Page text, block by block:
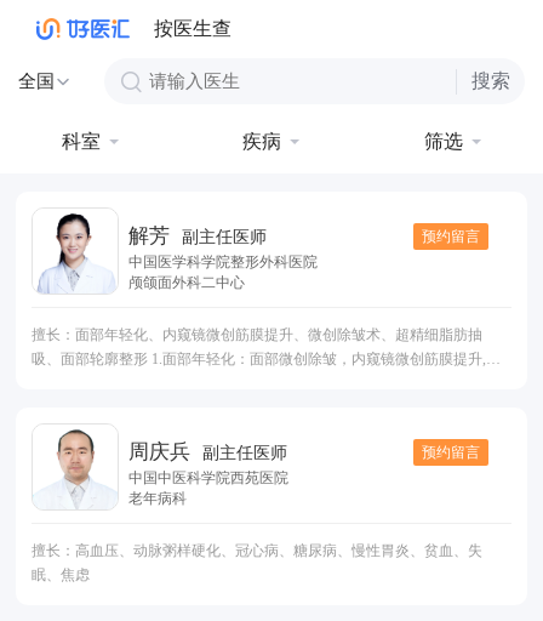
按医生查
全国 搜索
科室 疾病 筛选
解芳 副主任医师
预约留言
中国医学科学院整形外科医院
颅颌面外科二中心
擅长：面部年轻化、内窥镜微创筋膜提升、微创除皱术、超精细脂肪抽
吸、面部轮廓整形 1.面部年轻化：面部微创除皱，内窥镜微创筋膜提升,小
纹、法令纹、口周皱纹），透明质酸面部注射充填； 2.超精细吸脂及脂肪
填充：面部吸脂及脂肪填充，体型雕塑吸脂 ，假体隆胸、脂肪注射隆胸；
3.面部轮廓手术：磨骨瘦脸术（下颌角去除，颧骨降低），假体隆颏，颏前
移，面吸（下颌缘轮廓清晰化），肉毒素瘦脸，取颊脂垫，上颌前突（龅
周美容：精细重睑术、内眦开大术、隆鼻等；
周庆兵 副主任医师
预约留言
中国中医科学院西苑医院
老年病科
擅长：高血压、动脉粥样硬化、冠心病、糖尿病、慢性胃炎、贫血、失
眠、焦虑